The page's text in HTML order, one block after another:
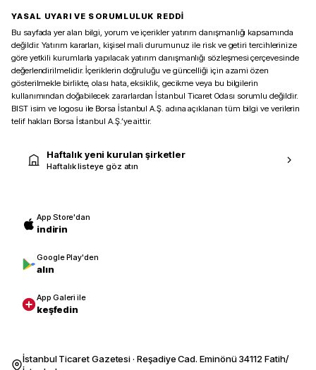
YASAL UYARI VE SORUMLULUK REDDİ
Bu sayfada yer alan bilgi, yorum ve içerikler yatırım danışmanlığı kapsamında
değildir. Yatırım kararları, kişisel mali durumunuz ile risk ve getiri tercihlerinize
göre yetkili kurumlarla yapılacak yatırım danışmanlığı sözleşmesi çerçevesinde
değerlendirilmelidir. İçeriklerin doğruluğu ve güncelliği için azami özen
gösterilmekle birlikte, olası hata, eksiklik, gecikme veya bu bilgilerin
kullanımından doğabilecek zararlardan İstanbul Ticaret Odası sorumlu değildir.
BIST isim ve logosu ile Borsa İstanbul A.Ş. adına açıklanan tüm bilgi ve verilerin
telif hakları Borsa İstanbul A.Ş.’ye aittir.
Haftalık yeni kurulan şirketler
Haftalık listeye göz atın
App Store'dan
indirin
Google Play'den
alın
App Galeri ile
keşfedin
İstanbul Ticaret Gazetesi · Reşadiye Cad. Eminönü 34112 Fatih/